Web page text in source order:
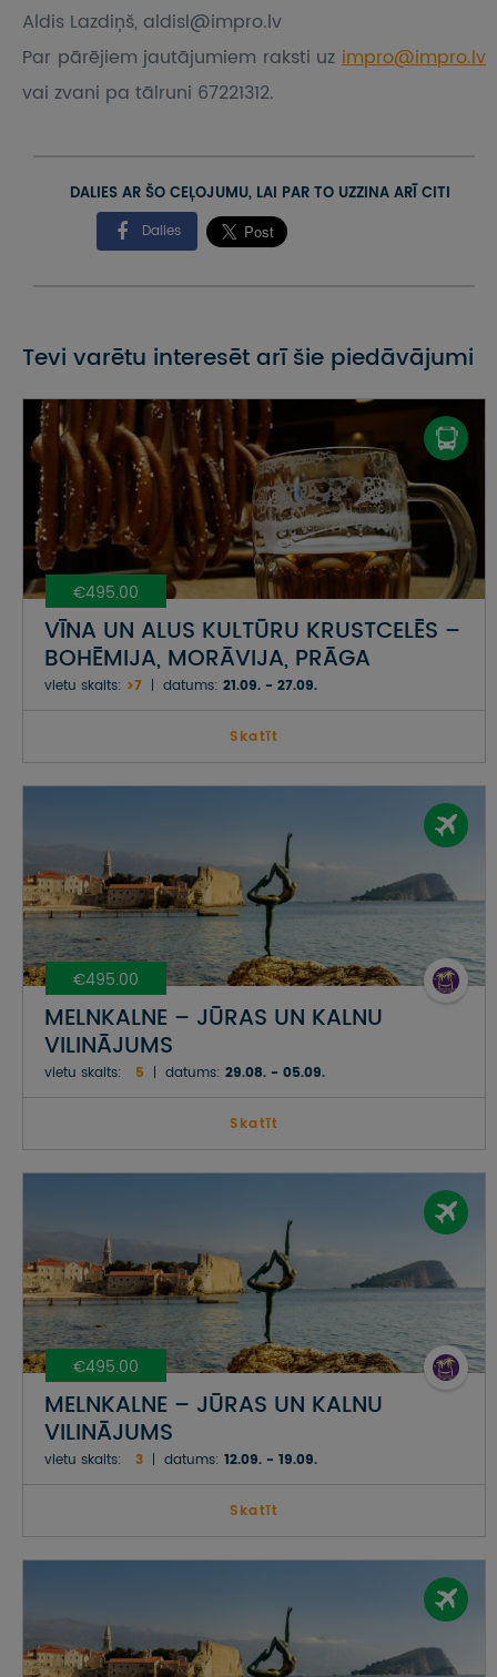
Aldis Lazdiņš, aldisl@impro.lv
Par pārējiem jautājumiem raksti uz impro@impro.lv
vai zvani pa tālruni 67221312.
DALIES AR ŠO CEĻOJUMU, LAI PAR TO UZZINA ARĪ CITI
Dalies
Tevi varētu interesēt arī šie piedāvājumi
€495.00
VĪNA UN ALUS KULTŪRU KRUSTCELĒS –
BOHĒMIJA, MORĀVIJA, PRĀGA
vietu skaits: >7 datums: 21.09. - 27.09.
Skatīt
€495.00
MELNKALNE – JŪRAS UN KALNU
VILINĀJUMS
vietu skaits: 5 datums: 29.08. - 05.09.
Skatīt
€495.00
MELNKALNE – JŪRAS UN KALNU
VILINĀJUMS
vietu skaits: 3 datums: 12.09. - 19.09.
Skatīt